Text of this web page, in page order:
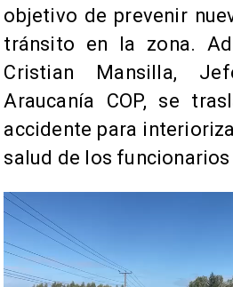
objetivo de prevenir
tránsito en la zona.
Cristian Mansilla,
Araucanía COP, se
accidente para
salud de los